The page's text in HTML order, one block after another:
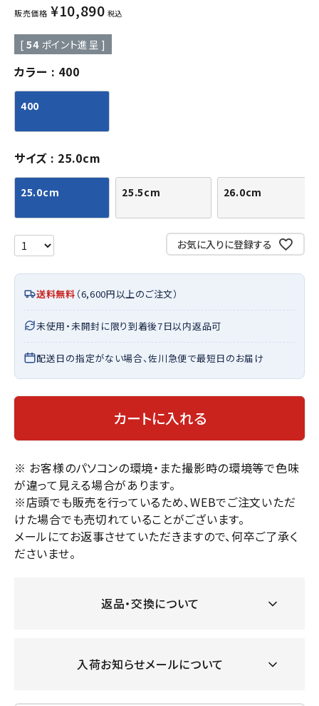
販売価格 ¥10,890 税込
[ 54 ポイント進呈 ]
カラー 400
400
サイズ 25.0cm
25.0cm 25.5cm 26.0cm
お気に入りに登録する
送料無料 （6,600円以上のご注文）
未使用・未開封に限り到着後7日以内返品可
配送日の指定がない場合、佐川急便で最短日のお届け
カートに入れる
※ お客様のパソコンの環境・また撮影時の環境等で色味
が違って見える場合があります。
※店頭でも販売を行っているため、WEBでご注文いただ
けた場合でも売切れていることがございます。
メールにてお返事させていただきますので、何卒ご了承く
ださいませ。
返品・交換について
入荷お知らせメールについて